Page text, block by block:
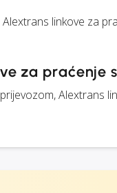
linkove za
za
Alextrans